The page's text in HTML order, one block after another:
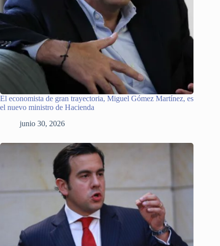
El economista de gran trayectoria, Miguel Gómez Martínez, es
el nuevo ministro de Hacienda
junio 30, 2026